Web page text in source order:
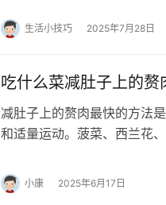
生活小技巧 2025年7月28日
吃什么菜减肚子上的赘
减肚子上的赘肉最快的方法
和适量运动。菠菜、西兰花
小康 2025年6月17日